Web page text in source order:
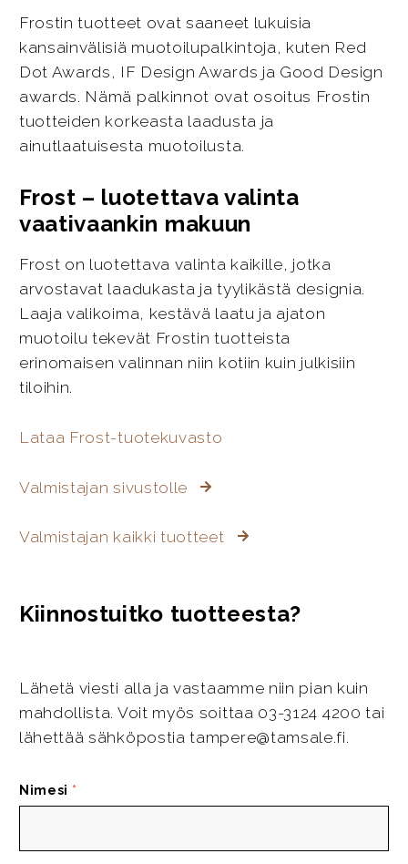
Frostin tuotteet ovat saaneet lukuisia
kansainvälisiä muotoilupalkintoja, kuten Red
Dot Awards, IF Design Awards ja Good Design
awards. Nämä palkinnot ovat osoitus Frostin
tuotteiden korkeasta laadusta ja
ainutlaatuisesta muotoilusta.
Frost – luotettava valinta
vaativaankin makuun
Frost on luotettava valinta kaikille, jotka
arvostavat laadukasta ja tyylikästä designia.
Laaja valikoima, kestävä laatu ja ajaton
muotoilu tekevät Frostin tuotteista
erinomaisen valinnan niin kotiin kuin julkisiin
tiloihin.
Lataa Frost-tuotekuvasto
Valmistajan sivustolle
Valmistajan kaikki tuotteet
Kiinnostuitko tuotteesta?
Lähetä viesti alla ja vastaamme niin pian kuin
mahdollista. Voit myös soittaa 03-3124 4200 tai
lähettää sähköpostia tampere@tamsale.fi.
Nimesi *